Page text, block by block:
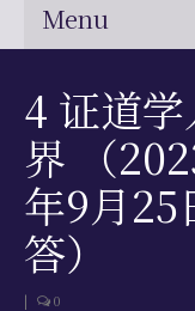
Menu
关于我们
常问问题
总部及历
4 证道
界 （
年9月25
答）
| 0